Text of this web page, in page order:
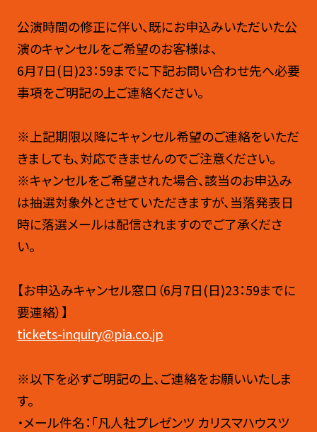
公演時間の修正に伴い、既にお申込みいただいた公
演のキャンセルをご希望のお客様は、
6月7日(日)23：59までに下記お問い合わせ先へ必要
事項をご明記の上ご連絡ください。
※上記期限以降にキャンセル希望のご連絡をいただ
きましても、対応できませんのでご注意ください。
※キャンセルをご希望された場合、該当のお申込み
は抽選対象外とさせていただきますが、当落発表日
時に落選メールは配信されますのでご了承くださ
い。
【お申込みキャンセル窓口（6月7日(日)23：59までに
要連絡）】
tickets-inquiry@pia.co.jp
※以下を必ずご明記の上、ご連絡をお願いいたしま
す。
・メール件名：「凡人社プレゼンツ カリスマハウスツ